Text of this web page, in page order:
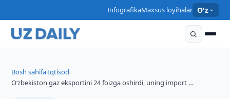
InfografikaMaxsus loyihalar O'z
Bosh sahifa›Iqtisod›
O‘zbekiston gaz eksportini 24 foizga oshirdi, uning import …